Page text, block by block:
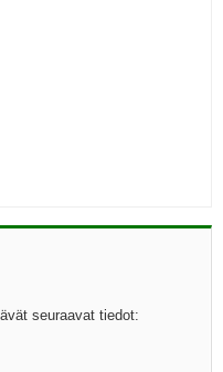
seuraavat tiedot: